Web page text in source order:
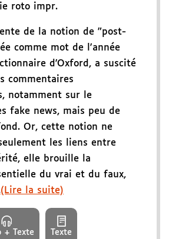
roto impr.
de la notion de "post-
comme mot de l'année
d'Oxford, a suscité
commentaires
notamment sur le
fake news, mais peu de
Or, cette notion ne
les liens entre
elle brouille la
du vrai et du faux,
(Lire la suite)
+ Texte Texte